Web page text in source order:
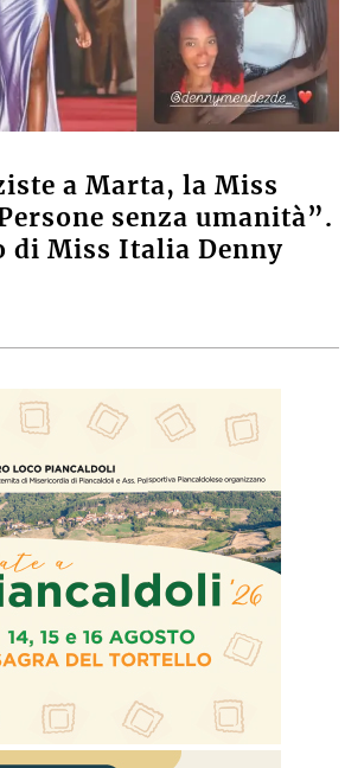
a Marta, la Miss
senza umanità”.
di Miss Italia Denny